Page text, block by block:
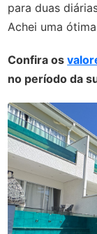
para duas
Achei uma
Confira os
no período da